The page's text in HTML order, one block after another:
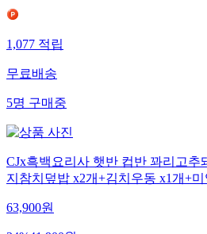
1,077적립
무료배송
5명구매중
CJx흑백요리사 햇반 컵반 꽈리고추
지참치덮밥 x2개+김치우동 x1개+
63,900원